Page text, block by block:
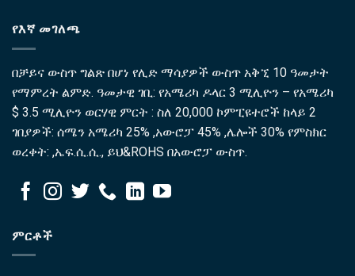
የእኛ መገለጫ
በቻይና ውስጥ ግልጽ በሆነ የሊድ ማሳያዎች ውስጥ አቅኚ 10 ዓመታት
የማምረት ልምድ. ዓመታዊ ገቢ: የአሜሪካ ዶላር 3 ሚሊዮን – የአሜሪካ
$ 3.5 ሚሊዮን ወርሃዊ ምርት : ስለ 20,000 ኮምፒዩተሮች ከላይ 2
ገበያዎች: ሰሜን አሜሪካ 25% ,አውሮፓ 45% ,ሌሎች 30% የምስክር
ወረቀት: ,ኤፍ.ሲ.ሲ., ይህ&ROHS በአውሮፓ ውስጥ.
ምርቶች